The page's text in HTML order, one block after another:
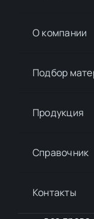
О компании
Подбор
Продукция
Справочник
Контакты